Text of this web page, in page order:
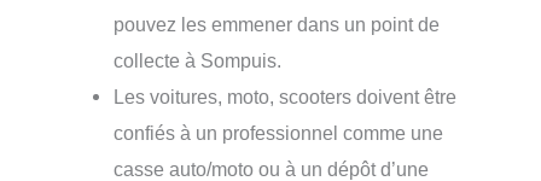
pouvez les emmener dans un point de
collecte à Sompuis.
Les voitures, moto, scooters doivent être
confiés à un professionnel comme une
casse auto/moto ou à un dépôt d’une